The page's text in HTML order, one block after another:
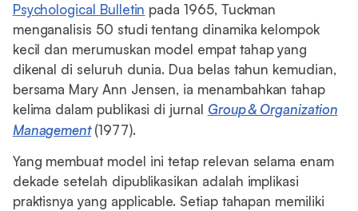
Psychological Bulletin pada 1965, Tuckman
menganalisis 50 studi tentang dinamika kelompok
kecil dan merumuskan model empat tahap yang
dikenal di seluruh dunia. Dua belas tahun kemudian,
bersama Mary Ann Jensen, ia menambahkan tahap
kelima dalam publikasi di jurnal Group & Organization
Management (1977).
Yang membuat model ini tetap relevan selama enam
dekade setelah dipublikasikan adalah implikasi
praktisnya yang applicable. Setiap tahapan memiliki